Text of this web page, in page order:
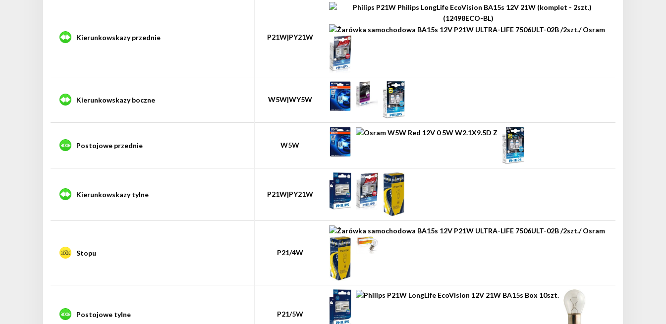
Kierunkowskazy przednie P21W|PY21W
Kierunkowskazy boczne W5W|WY5W
Postojowe przednie W5W
Kierunkowskazy tylne P21W|PY21W
Stopu P21/4W
Postojowe tylne P21/5W